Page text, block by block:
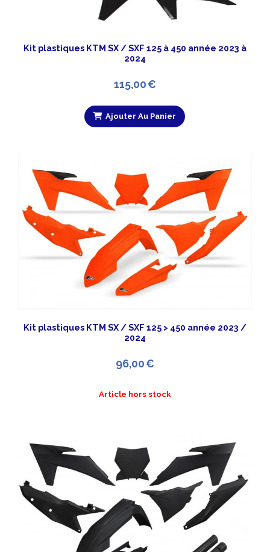
Kit plastiques KTM SX / SXF 125 à 450 année 2023 à
2024
115,00€
Ajouter Au Panier
Kit plastiques KTM SX / SXF 125 > 450 année 2023 /
2024
96,00€
Article hors stock